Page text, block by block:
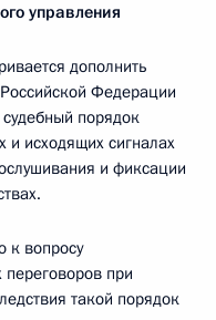
управления
дополнить
Федерации
порядок
исходящих сигналах
и фиксации
к вопросу
при
такой порядок